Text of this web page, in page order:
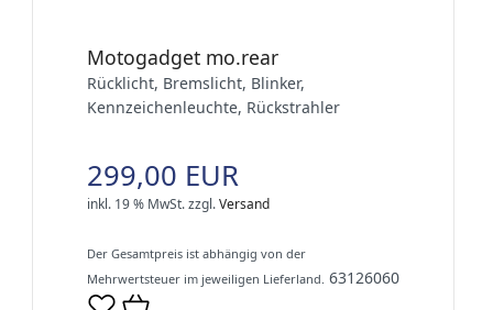
Motogadget mo.rear
Rücklicht, Bremslicht, Blinker,
Kennzeichenleuchte, Rückstrahler
299,00 EUR
inkl. 19 % MwSt.zzgl.Versand
Der Gesamtpreis ist abhängig von der
Mehrwertsteuer im jeweiligen Lieferland. 63126060